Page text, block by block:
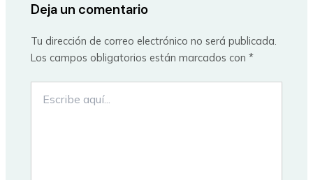
Deja un comentario
Tu dirección de correo electrónico no será publicada.
Los campos obligatorios están marcados con*
aquí...